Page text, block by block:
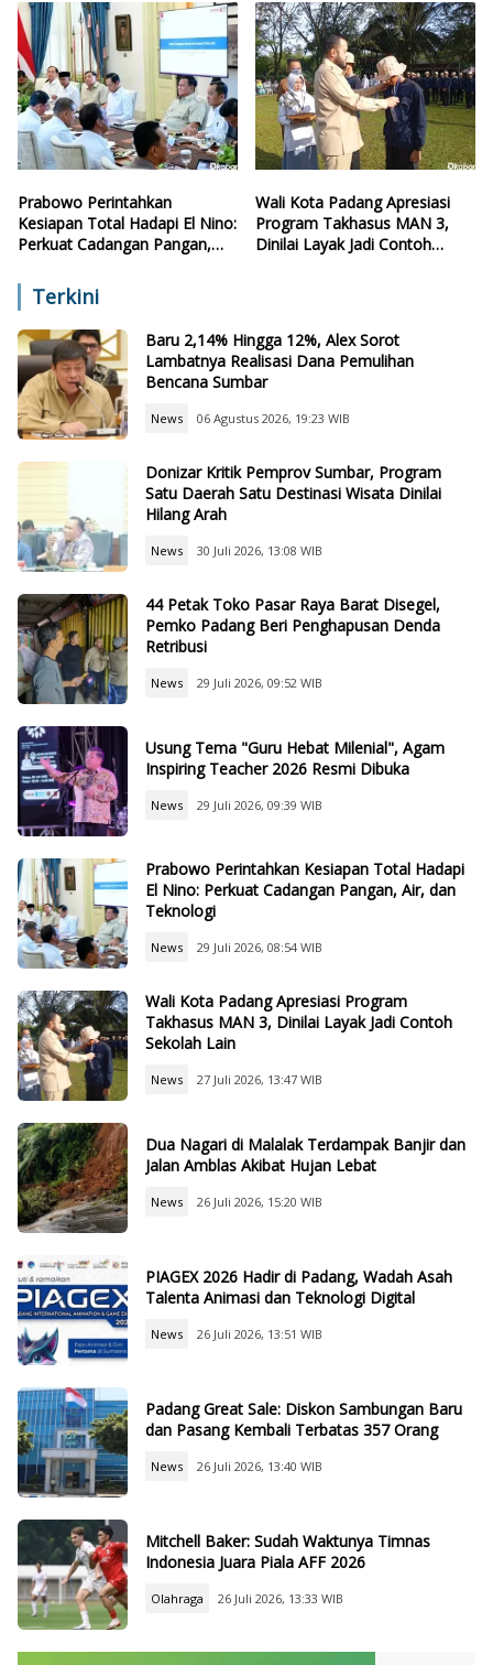
Prabowo Perintahkan
Kesiapan Total Hadapi El Nino:
Perkuat Cadangan Pangan,
Wali Kota Padang Apresiasi
Program Takhasus MAN 3,
Dinilai Layak Jadi Contoh
Terkini
Baru 2,14% Hingga 12%, Alex Sorot
Lambatnya Realisasi Dana Pemulihan
Bencana Sumbar
News 06 Agustus 2026, 19:23 WIB
Donizar Kritik Pemprov Sumbar, Program
Satu Daerah Satu Destinasi Wisata Dinilai
Hilang Arah
News 30 Juli 2026, 13:08 WIB
44 Petak Toko Pasar Raya Barat Disegel,
Pemko Padang Beri Penghapusan Denda
Retribusi
News 29 Juli 2026, 09:52 WIB
Usung Tema "Guru Hebat Milenial", Agam
Inspiring Teacher 2026 Resmi Dibuka
News 29 Juli 2026, 09:39 WIB
Prabowo Perintahkan Kesiapan Total Hadapi
El Nino: Perkuat Cadangan Pangan, Air, dan
Teknologi
News 29 Juli 2026, 08:54 WIB
Wali Kota Padang Apresiasi Program
Takhasus MAN 3, Dinilai Layak Jadi Contoh
Sekolah Lain
News 27 Juli 2026, 13:47 WIB
Dua Nagari di Malalak Terdampak Banjir dan
Jalan Amblas Akibat Hujan Lebat
News 26 Juli 2026, 15:20 WIB
PIAGEX 2026 Hadir di Padang, Wadah Asah
Talenta Animasi dan Teknologi Digital
News 26 Juli 2026, 13:51 WIB
Padang Great Sale: Diskon Sambungan Baru
dan Pasang Kembali Terbatas 357 Orang
News 26 Juli 2026, 13:40 WIB
Mitchell Baker: Sudah Waktunya Timnas
Indonesia Juara Piala AFF 2026
Olahraga 26 Juli 2026, 13:33 WIB